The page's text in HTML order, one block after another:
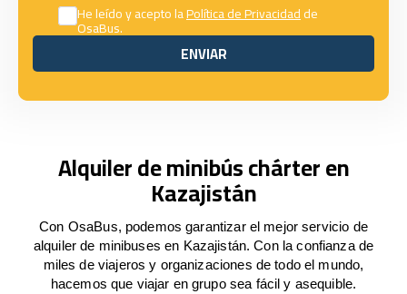
He leído y acepto laPolítica de Privacidadde
OsaBus.
ENVIAR
ENVIAR
Alquiler de minibús chárter en
Kazajistán
Con OsaBus, podemos garantizar el mejor servicio de
alquiler de minibuses en Kazajistán. Con la confianza de
miles de viajeros y organizaciones de todo el mundo,
hacemos que viajar en grupo sea fácil y asequible.